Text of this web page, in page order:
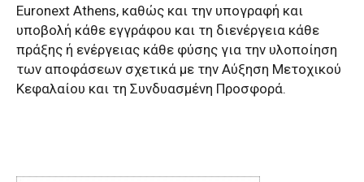
Euronext Athens, καθώς και την υπογραφή και
υποβολή κάθε εγγράφου και τη διενέργεια κάθε
πράξης ή ενέργειας κάθε φύσης για την υλοποίηση
των αποφάσεων σχετικά με την Αύξηση Μετοχικού
Κεφαλαίου και τη Συνδυασμένη Προσφορά.